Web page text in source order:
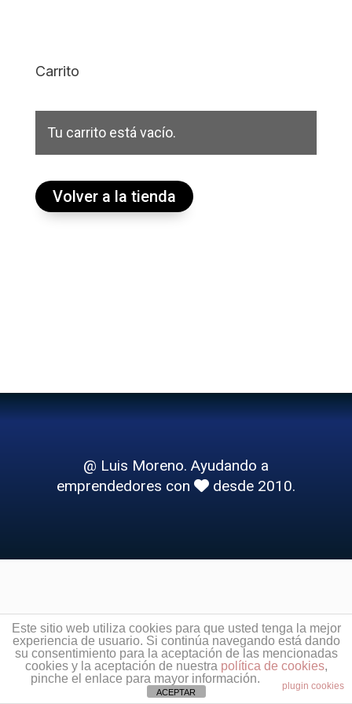
Carrito
Tu carrito está vacío.
Volver a la tienda
@ Luis Moreno. Ayudando a
emprendedores con
desde 2010.
Este sitio web utiliza cookies para que usted tenga la mejor
experiencia de usuario. Si continúa navegando está dando
su consentimiento para la aceptación de las mencionadas
cookies y la aceptación de nuestra política de cookies,
pinche el enlace para mayor información.
plugin cookies
ACEPTAR